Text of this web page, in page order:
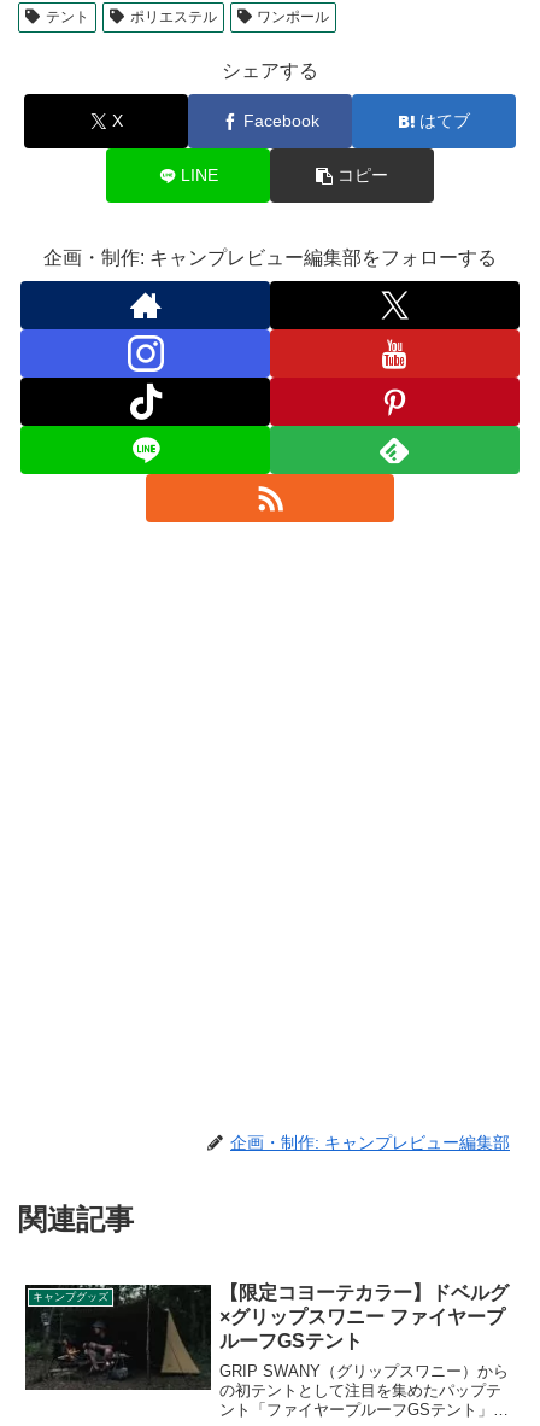
テント ポリエステル ワンポール
シェアする
X Facebook はてブ
LINE コピー
企画・制作: キャンプレビュー編集部をフォローする
企画・制作: キャンプレビュー編集部
関連記事
キャンプグッズ
【限定コヨーテカラー】ドベルグ
×グリップスワニー ファイヤープ
ルーフGSテント
GRIP SWANY（グリップスワニー）から
の初テントとして注目を集めたパップテ
ント「ファイヤープルーフGSテント」に